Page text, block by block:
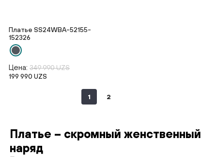
Платье SS24WBA-52155-
152326
Цена: 349 990 UZS
199 990 UZS
1 2
Платье – скромный женственный
наряд